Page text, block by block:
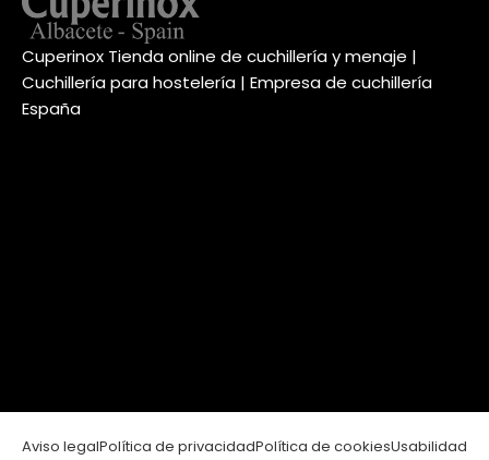
Cuperinox Tienda online de cuchillería y menaje |
Cuchillería para hostelería | Empresa de cuchillería
España
Aviso legalPolítica de privacidadPolítica de cookiesUsabilidad